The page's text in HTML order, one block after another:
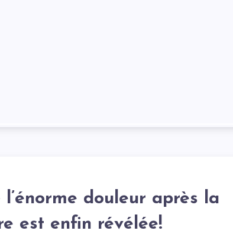
douleur après la
est enfin révélée!